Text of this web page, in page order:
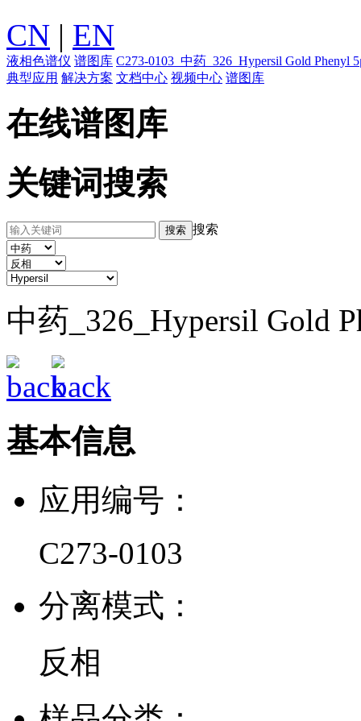
CN | EN
液相色谱仪 谱图库 C273-0103_中药_326_Hypersil Gold
典型应用 解决方案 文档中心 视频中心 谱图库
在线谱图库
关键词搜索
搜索
中药_326_Hypersil Gold
基本信息
应用编号：
C273-0103
分离模式：
反相